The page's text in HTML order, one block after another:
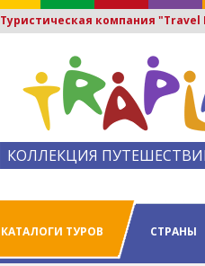
Туристическая компания "Travel
КОЛЛЕКЦИЯ
КАТАЛОГИ ТУРОВ СТРАНЫ